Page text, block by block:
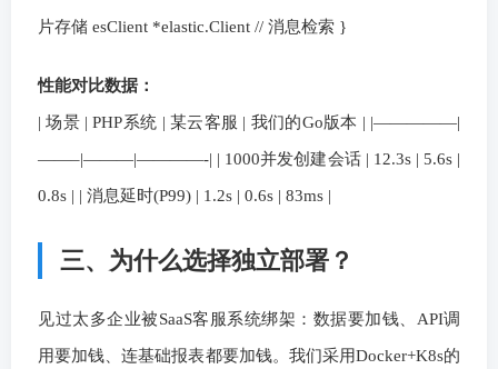
片存储 esClient *elastic.Client // 消息检索 }
性能对比数据：
| 场景 | PHP系统 | 某云客服 | 我们的Go版本 | |—————|
——–|———|————-| | 1000并发创建会话 | 12.3s | 5.6s |
0.8s | | 消息延时(P99) | 1.2s | 0.6s | 83ms |
三、为什么选择独立部署？
见过太多企业被SaaS客服系统绑架：数据要加钱、API调
用要加钱、连基础报表都要加钱。我们采用Docker+K8s的